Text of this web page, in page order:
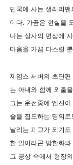
민국에 사는 샐러리
이다. 가끔은 현실을
나는 상사의 면상에
마음을 가끔 다스릴 뿐.
제임스 서버의 초단
는 아내와 함께 외출
그는 운전중에 엔진
술을 집도하는 명의
날리는 피고가 되기
한 일이라곤 방한화
그 공상 속에서 형장